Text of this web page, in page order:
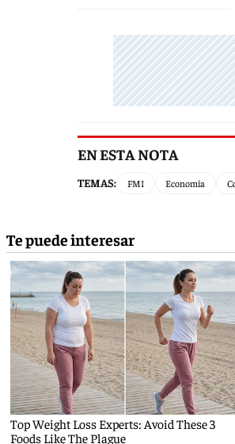
EN ESTA NOTA
TEMAS: FMI Economía